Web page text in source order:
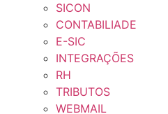
SICON
CONTABILIADE
E-SIC
INTEGRAÇÕES
RH
TRIBUTOS
WEBMAIL